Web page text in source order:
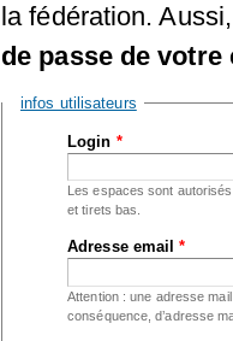
la fédération.
de passe de
Masquer
infos utilisateurs
Login *
Les espaces sont
et tirets bas.
Adresse email*
Attention : une adresse
conséquence, d’adresse